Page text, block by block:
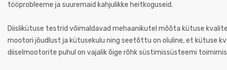
tööprobleeme ja suuremaid kahjulikke heitkoguseid.
Diislikütuse testrid võimaldavad mehaanikutel mõõta kütuse
mootori jõudlust ja kütusekulu ning seetõttu on oluline, et kütuse
diiselmootorite puhul on vajalik õige rõhk süstimissüsteemi